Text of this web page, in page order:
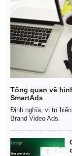
Tổng quan về
SmartAds
Định nghĩa, vị trí
Brand Video Ads.